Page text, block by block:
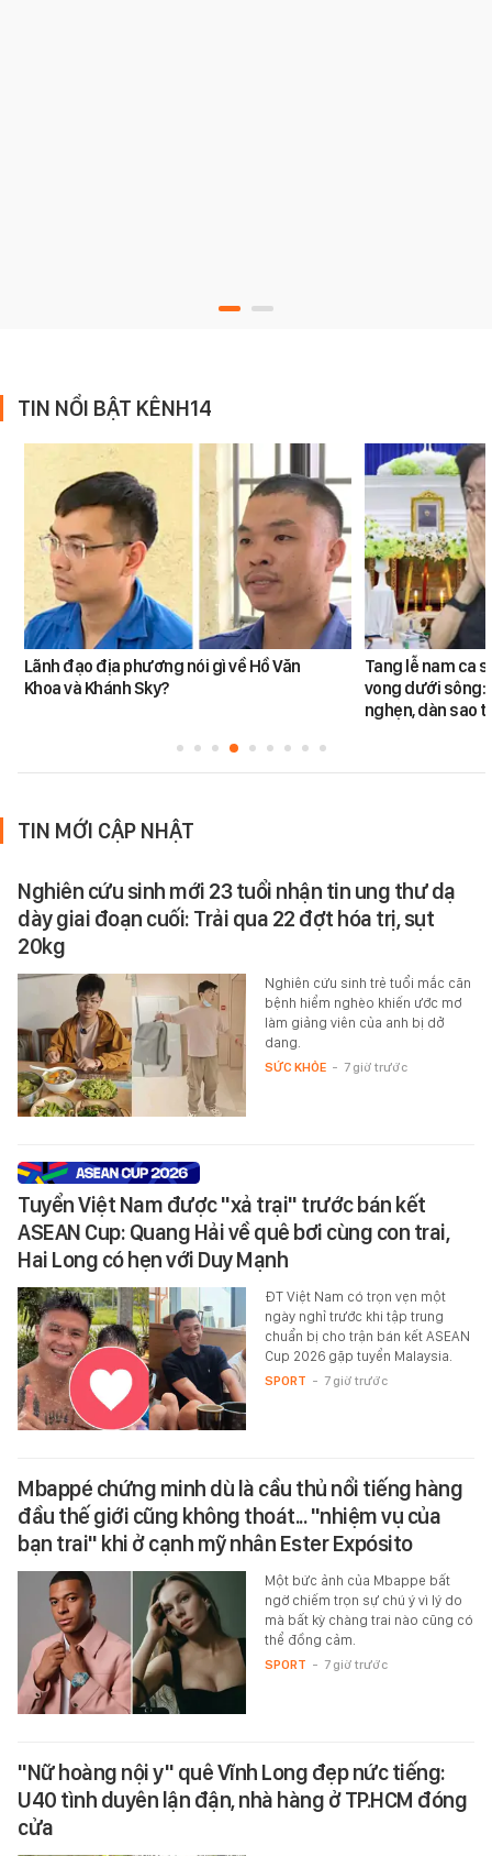
TIN NỔI BẬT KÊNH14
Lãnh đạo địa phương nói gì về Hồ Văn
Khoa và Khánh Sky?
Tang lễ nam ca
vong dưới sông:
nghẹn, dàn sao
TIN MỚI CẬP NHẬT
Nghiên cứu sinh mới 23 tuổi nhận tin ung thư dạ
dày giai đoạn cuối: Trải qua 22 đợt hóa trị, sụt
20kg
Nghiên cứu sinh trẻ tuổi mắc căn
bệnh hiểm nghèo khiến ước mơ
làm giảng viên của anh bị dở
dang.
SỨC KHỎE - 7 giờ trước
Tuyển Việt Nam được "xả trại" trước bán kết
ASEAN Cup: Quang Hải về quê bơi cùng con trai,
Hai Long có hẹn với Duy Mạnh
ĐT Việt Nam có trọn vẹn một
ngày nghỉ trước khi tập trung
chuẩn bị cho trận bán kết ASEAN
Cup 2026 gặp tuyển Malaysia.
SPORT - 7 giờ trước
Mbappé chứng minh dù là cầu thủ nổi tiếng hàng
đầu thế giới cũng không thoát... "nhiệm vụ của
bạn trai" khi ở cạnh mỹ nhân Ester Expósito
Một bức ảnh của Mbappe bất
ngờ chiếm trọn sự chú ý vì lý do
mà bất kỳ chàng trai nào cũng có
thể đồng cảm.
SPORT - 7 giờ trước
"Nữ hoàng nội y" quê Vĩnh Long đẹp nức tiếng:
U40 tình duyên lận đận, nhà hàng ở TP.HCM đóng
cửa